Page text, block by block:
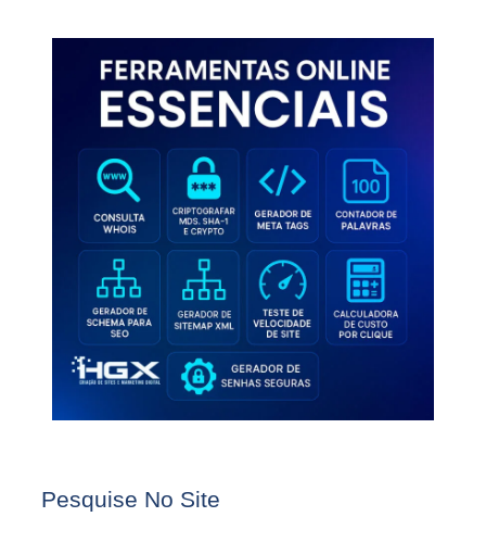
Pesquise No Site